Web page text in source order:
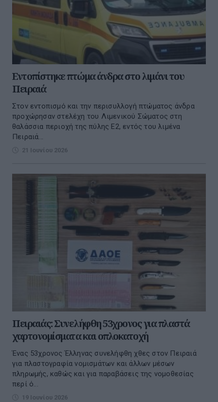
Εντοπίστηκε πτώμα άνδρα στο λιμάνι του
Πειραιά
Στον εντοπισμό και την περισυλλογή πτώματος άνδρα
προχώρησαν στελέχη του Λιμενικού Σώματος στη
θαλάσσια περιοχή της πύλης Ε2, εντός του λιμένα
Πειραιά...
21 Ιουνίου 2026
Πειραιάς: Συνελήφθη 53χρονος για πλαστά
χαρτονομίσματα και οπλοκατοχή
Ένας 53χρονος Έλληνας συνελήφθη χθες στον Πειραιά
για πλαστογραφία νομισμάτων και άλλων μέσων
πληρωμής, καθώς και για παραβάσεις της νομοθεσίας
περί ό...
19 Ιουνίου 2026